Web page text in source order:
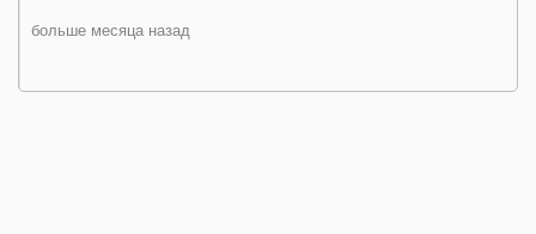
больше месяца назад